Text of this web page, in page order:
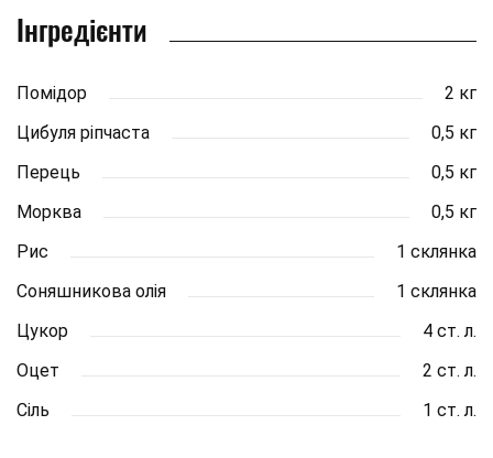
Інгредієнти
Помідор
2 кг
Цибуля ріпчаста
0,5 кг
Перець
0,5 кг
Морква
0,5 кг
Рис
1 склянка
Соняшникова олія
1 склянка
Цукор
4 ст. л.
Оцет
2 ст. л.
Сіль
1 ст. л.